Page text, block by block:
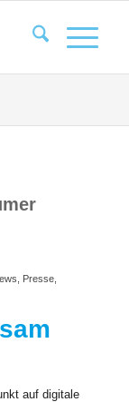
Presse,
auf digitale